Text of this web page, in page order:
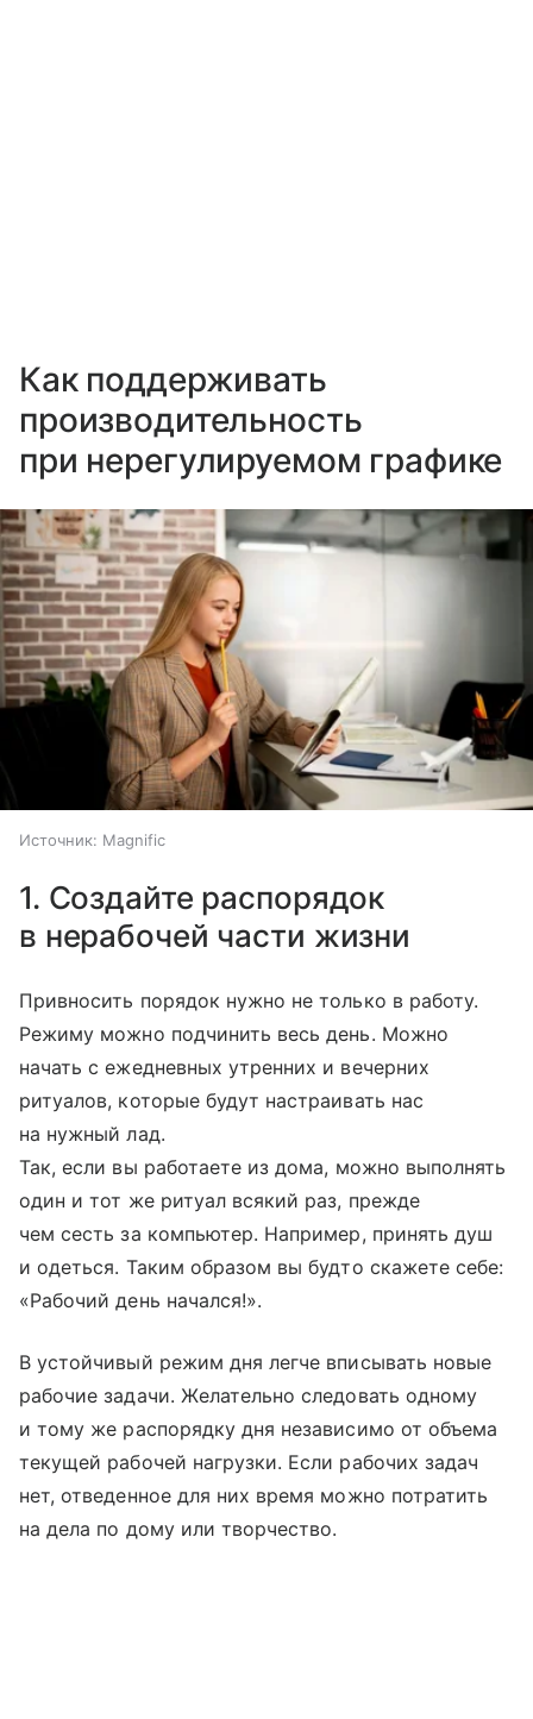
Как поддерживать
производительность
при нерегулируемом графике
Источник: Magnific
1. Создайте распорядок
в нерабочей части жизни
Привносить порядок нужно не только в работу.
Режиму можно подчинить весь день. Можно
начать с ежедневных утренних и вечерних
ритуалов, которые будут настраивать нас
на нужный лад.
Так, если вы работаете из дома, можно выполнять
один и тот же ритуал всякий раз, прежде
чем сесть за компьютер. Например, принять душ
и одеться. Таким образом вы будто скажете себе:
«Рабочий день начался!».
В устойчивый режим дня легче вписывать новые
рабочие задачи. Желательно следовать одному
и тому же распорядку дня независимо от объема
текущей рабочей нагрузки. Если рабочих задач
нет, отведенное для них время можно потратить
на дела по дому или творчество.